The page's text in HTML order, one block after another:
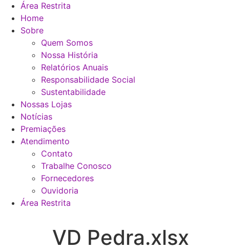
Área Restrita
Home
Sobre
Quem Somos
Nossa História
Relatórios Anuais
Responsabilidade Social
Sustentabilidade
Nossas Lojas
Notícias
Premiações
Atendimento
Contato
Trabalhe Conosco
Fornecedores
Ouvidoria
Área Restrita
VD Pedra.xlsx